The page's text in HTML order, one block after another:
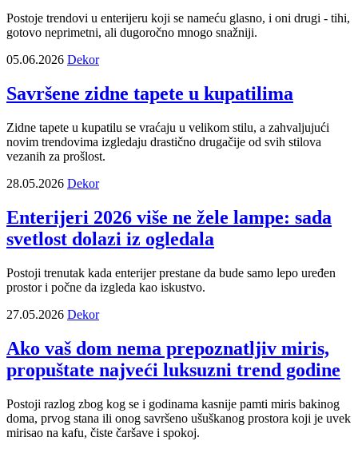
Postoje trendovi u enterijeru koji se nameću glasno, i oni drugi - tihi,
gotovo neprimetni, ali dugoročno mnogo snažniji.
05.06.2026 Dekor
Savršene zidne tapete u kupatilima
Zidne tapete u kupatilu se vraćaju u velikom stilu, a zahvaljujući
novim trendovima izgledaju drastično drugačije od svih stilova
vezanih za prošlost.
28.05.2026 Dekor
Enterijeri 2026 više ne žele lampe: sada
svetlost dolazi iz ogledala
Postoji trenutak kada enterijer prestane da bude samo lepo uređen
prostor i počne da izgleda kao iskustvo.
27.05.2026 Dekor
Ako vaš dom nema prepoznatljiv miris,
propuštate najveći luksuzni trend godine
Postoji razlog zbog kog se i godinama kasnije pamti miris bakinog
doma, prvog stana ili onog savršeno ušuškanog prostora koji je uvek
mirisao na kafu, čiste čaršave i spokoj.